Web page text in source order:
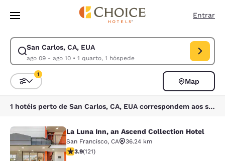
Pular Para Conteúdo Principal
Entrar
San Carlos, CA, EUA
ago 09 - ago 10• 1 quarto, 1 hóspede
Modificar pesquisa para San Carlos, CA, EUA. Data de check-in ago
Classificar e filtrar
1
Map
1 hotéis perto de San Carlos, CA, EUA correspondem aos seus filtros
La Luna Inn, an Ascend Collection
La Luna Inn, an Ascend Collection Hotel
San Francisco, CA
36.24 km
classificação 3.85 estrelas. Bom. 121 avaliações
3.9(121)